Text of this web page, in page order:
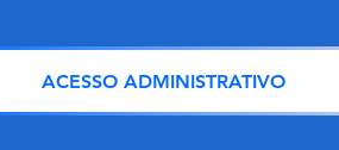
ACESSO ADMINISTRATIVO